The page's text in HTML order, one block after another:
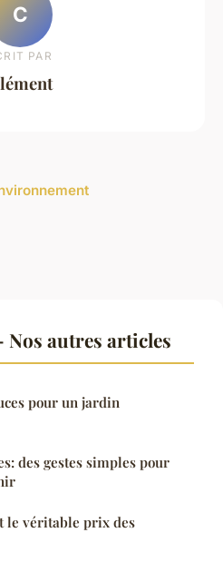
C
PAR
autres articles
pour un jardin
des gestes simples pour
le véritable prix des